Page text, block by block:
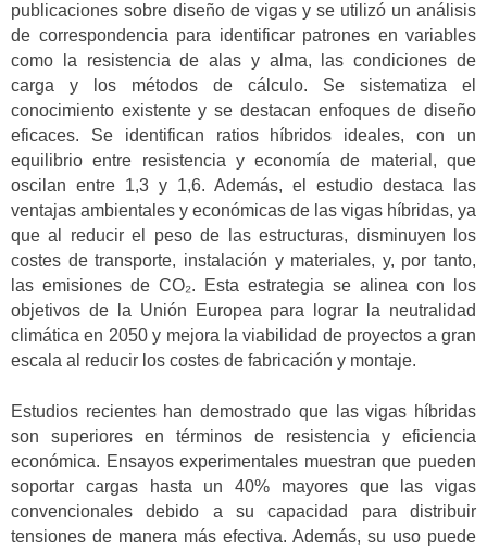
publicaciones sobre diseño de vigas y se utilizó un análisis
de correspondencia para identificar patrones en variables
como la resistencia de alas y alma, las condiciones de
carga y los métodos de cálculo. Se sistematiza el
conocimiento existente y se destacan enfoques de diseño
eficaces. Se identifican ratios híbridos ideales, con un
equilibrio entre resistencia y economía de material, que
oscilan entre 1,3 y 1,6. Además, el estudio destaca las
ventajas ambientales y económicas de las vigas híbridas, ya
que al reducir el peso de las estructuras, disminuyen los
costes de transporte, instalación y materiales, y, por tanto,
las emisiones de CO₂. Esta estrategia se alinea con los
objetivos de la Unión Europea para lograr la neutralidad
climática en 2050 y mejora la viabilidad de proyectos a gran
escala al reducir los costes de fabricación y montaje.
Estudios recientes han demostrado que las vigas híbridas
son superiores en términos de resistencia y eficiencia
económica. Ensayos experimentales muestran que pueden
soportar cargas hasta un 40% mayores que las vigas
convencionales debido a su capacidad para distribuir
tensiones de manera más efectiva. Además, su uso puede